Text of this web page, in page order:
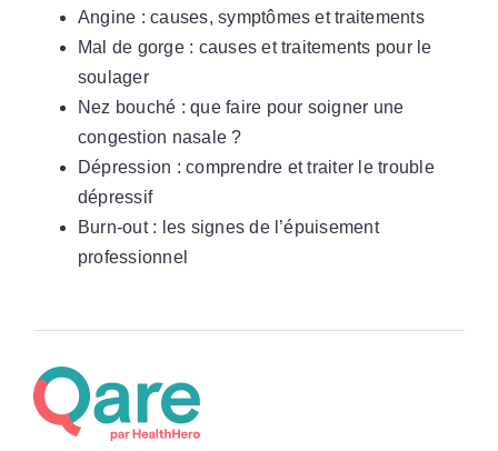
Angine : causes, symptômes et traitements
Mal de gorge : causes et traitements pour le
soulager
Nez bouché : que faire pour soigner une
congestion nasale ?
Dépression : comprendre et traiter le trouble
dépressif
Burn-out : les signes de l’épuisement
professionnel